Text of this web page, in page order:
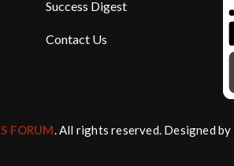
Success Digest
Contact Us
FORUM. All rights reserved. Designed by